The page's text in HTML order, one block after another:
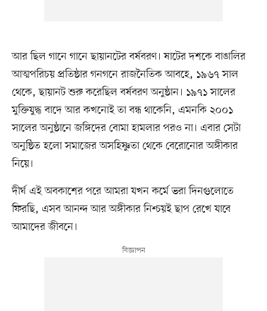
আর ছিল গানে গানে ছায়ানটের বর্ষবরণ। ষাটের দশকে বাঙালির
আত্মপরিচয় প্রতিষ্ঠার গনগনে রাজনৈতিক আবহে, ১৯৬৭ সাল
থেকে, ছায়ানট শুরু করেছিল বর্ষবরণ অনুষ্ঠান। ১৯৭১ সালের
মুক্তিযুদ্ধ বাদে আর কখনোই তা বন্ধ থাকেনি, এমনকি ২০০১
সালের অনুষ্ঠানে জঙ্গিদের বোমা হামলার পরও না। এবার সেটা
অনুষ্ঠিত হলো সমাজের অসহিষ্ণুতা থেকে বেরোনোর অঙ্গীকার
নিয়ে।
দীর্ঘ এই অবকাশের পরে আমরা যখন কর্মে ভরা দিনগুলোতে
ফিরছি, এসব আনন্দ আর অঙ্গীকার নিশ্চয়ই ছাপ রেখে যাবে
আমাদের জীবনে।